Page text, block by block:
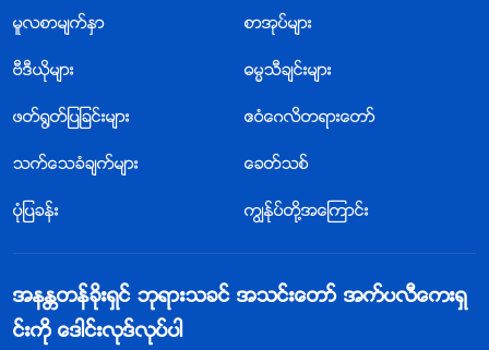
မူလစာမ်က္ႏွာ စာအုပ္မ်ား
ဗီဒီယိုမ်ား ဓမၼသီခ်င္းမ်ား
ဖတ္႐ြတ္ျပျခင္းမ်ား ဧဝံေဂလိတရားေတာ္
သက္ေသခံခ်က္မ်ား ေခတ္သစ္
ပုံျပခန္း ကြၽန္ုပ္တို႔အေၾကာင္း
အနႏၲတန္ခိုးရွင္ ဘုရားသခင္ အသင္းေတာ္ အက္ပလီေကးရွ
င္းကို ေဒါင္းလုဒ္လုပ္ပါ